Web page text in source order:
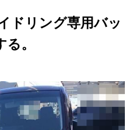
ドリング専用バッ
。